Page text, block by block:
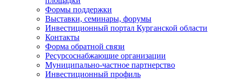
Формы поддержки
Выставки, семинары, форумы
Инвестиционный портал Курганской области
Контакты
Форма обратной связи
Ресурсоснабжающие организации
Муниципально-частное партнерство
Инвестиционный профиль